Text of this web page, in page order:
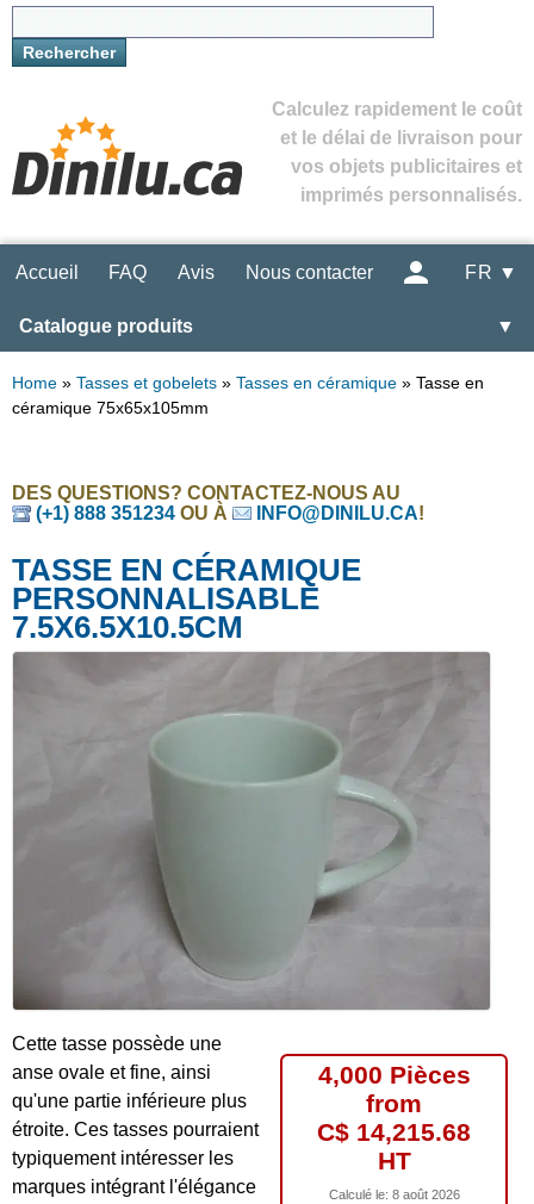
Calculez rapidement le coût
et le délai de livraison pour
vos objets publicitaires et
imprimés personnalisés.
Accueil FAQ Avis Nous contacter FR ▼
Catalogue produits ▼
Home » Tasses et gobelets » Tasses en céramique » Tasse en
céramique 75x65x105mm
DES QUESTIONS? CONTACTEZ-NOUS AU
(+1) 888 351234 OU À INFO@DINILU.CA!
TASSE EN CÉRAMIQUE
PERSONNALISABLE
7.5X6.5X10.5CM
4,000 Pièces
from
C$ 14,215.68
HT
Calculé le: 8 août 2026
Cette tasse possède une
anse ovale et fine, ainsi
qu'une partie inférieure plus
étroite. Ces tasses pourraient
typiquement intéresser les
marques intégrant l'élégance